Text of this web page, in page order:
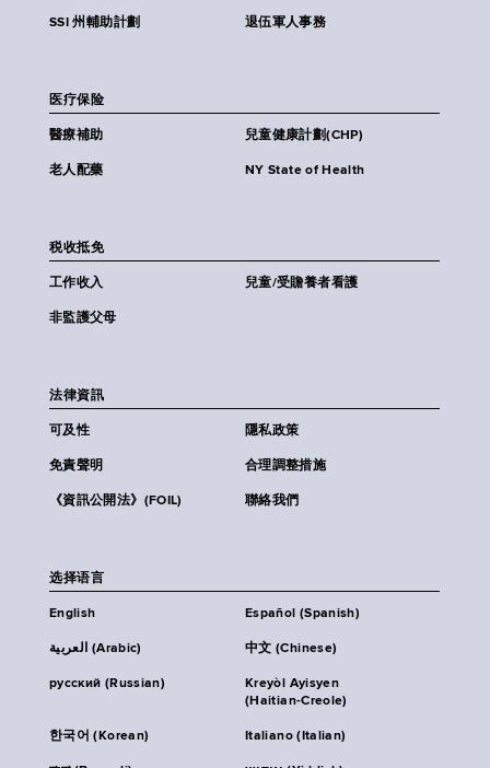
SSI 州輔助計劃 退伍軍人事務
医疗保险
醫療補助 兒童健康計劃(CHP)
老人配藥 NY State of Health
税收抵免
工作收入 兒童/受贍養者看護
非監護父母
法律資訊
可及性 隱私政策
免責聲明 合理調整措施
《資訊公開法》(FOIL) 聯絡我們
选择语言
English Español (Spanish)
العربية (Arabic) 中文 (Chinese)
русский (Russian)
Kreyòl Ayisyen
(Haitian-Creole)
한국어 (Korean) Italiano (Italian)